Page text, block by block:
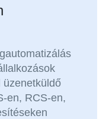
üzenetküldő
en, RCS-en,